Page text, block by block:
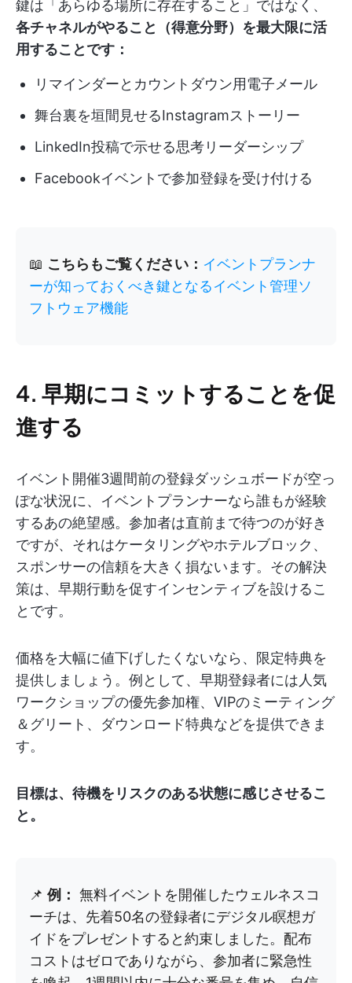
鍵は「あらゆる場所に存在すること」ではなく、
各チャネルがやること（得意分野）を最大限に活
用することです：
リマインダーとカウントダウン用電子メール
舞台裏を垣間見せるInstagramストーリー
LinkedIn投稿で示せる思考リーダーシップ
Facebookイベントで参加登録を受け付ける
📖 こちらもご覧ください： イベントプランナ
ーが知っておくべき鍵となるイベント管理ソ
フトウェア機能
4. 早期にコミットすることを促
進する
イベント開催3週間前の登録ダッシュボードが空っ
ぽな状況に、イベントプランナーなら誰もが経験
するあの絶望感。参加者は直前まで待つのが好き
ですが、それはケータリングやホテルブロック、
スポンサーの信頼を大きく損ないます。その解決
策は、早期行動を促すインセンティブを設けるこ
とです。
価格を大幅に値下げしたくないなら、限定特典を
提供しましょう。例として、早期登録者には人気
ワークショップの優先参加権、VIPのミーティング
＆グリート、ダウンロード特典などを提供できま
す。
目標は、待機をリスクのある状態に感じさせるこ
と。
📌 例： 無料イベントを開催したウェルネスコ
ーチは、先着50名の登録者にデジタル瞑想ガ
イドをプレゼントすると約束しました。配布
コストはゼロでありながら、参加者に緊急性